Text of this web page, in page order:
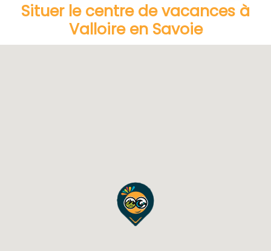
Situer le centre de vacances à
Valloire en Savoie